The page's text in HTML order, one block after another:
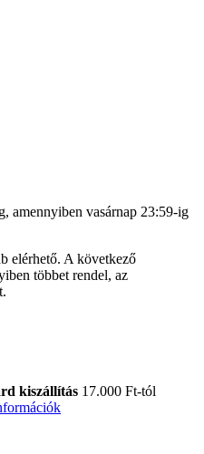
amennyiben vasárnap 23:59-ig
elérhető. A következő
többet rendel, az
kiszállítás 17.000 Ft-tól